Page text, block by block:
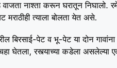
वाजता नाश्ता करून घरातून
मराठीही त्याला बोलता येत असे.
बिरसाई-पेट व भू-पेट या दोन
घेतला, रस्त्याच्या कडेला